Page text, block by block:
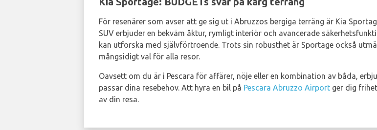
För resenärer som avser att ge sig ut i Abruzzos bergiga terräng är Kia
SUV erbjuder en bekväm åktur, rymligt interiör och avancerade
kan utforska med självförtroende. Trots sin robusthet är Sportage också
mångsidigt val för alla resor.
Oavsett om du är i Pescara för affärer, nöje eller en kombination av båda,
passar dina resebehov. Att hyra en bil på Pescara Abruzzo Airport ger dig
av din resa.